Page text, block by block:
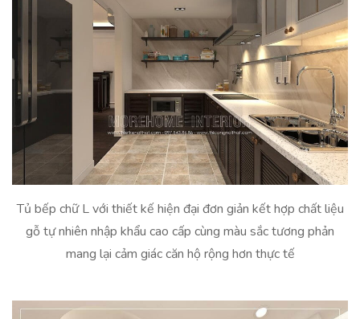
Tủ bếp chữ L với thiết kế hiện đại đơn giản kết hợp chất liệu
gỗ tự nhiên nhập khẩu cao cấp cùng màu sắc tương phản
mang lại cảm giác căn hộ rộng hơn thực tế